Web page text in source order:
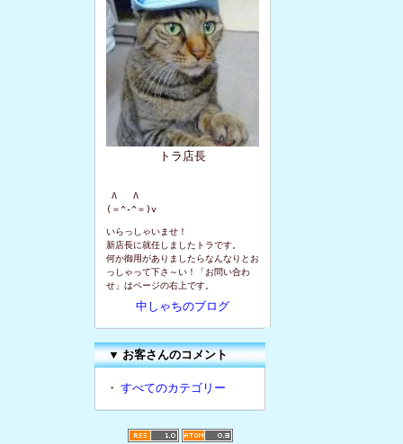
トラ店長
Λ   Λ
(＝^-^＝)v
いらっしゃいませ！
新店長に就任しましたトラです。
何か御用がありましたらなんなりとお
っしゃって下さ～い！「お問い合わ
せ」はページの右上です。
中しゃちのブログ
▼お客さんのコメント
・ すべてのカテゴリー